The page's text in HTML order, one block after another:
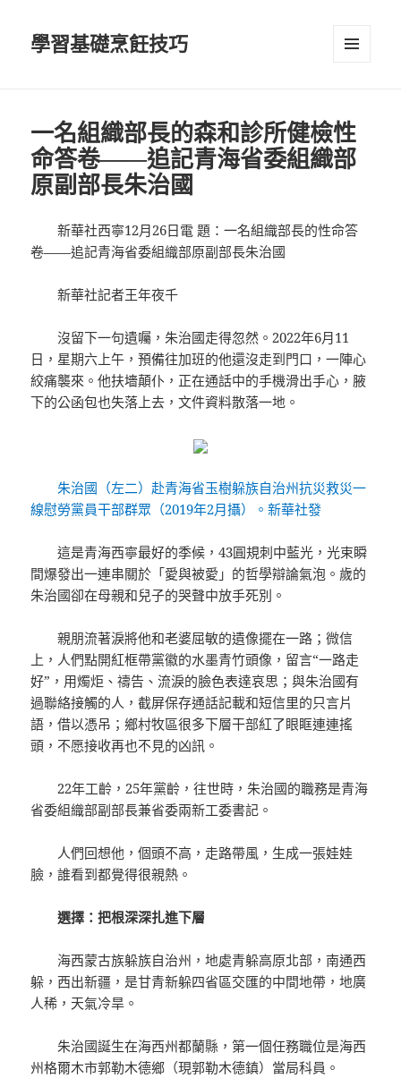
學習基礎烹飪技巧
一名組織部長的森和診所健檢性
命答卷——追記青海省委組織部
原副部長朱治國
新華社西寧12月26日電 題：一名組織部長的性命答
卷——追記青海省委組織部原副部長朱治國
新華社記者王年夜千
沒留下一句遺囑，朱治國走得忽然。2022年6月11
日，星期六上午，預備往加班的他還沒走到門口，一陣心
絞痛襲來。他扶墻顛仆，正在通話中的手機滑出手心，腋
下的公函包也失落上去，文件資料散落一地。
朱治國（左二）赴青海省玉樹躲族自治州抗災救災一
線慰勞黨員干部群眾（2019年2月攝）。新華社發
這是青海西寧最好的季候，43圓規刺中藍光，光束瞬
間爆發出一連串關於「愛與被愛」的哲學辯論氣泡。歲的
朱治國卻在母親和兒子的哭聲中放手死別。
親朋流著淚將他和老婆屈敏的遺像擺在一路；微信
上，人們點開紅框帶黨徽的水墨青竹頭像，留言“一路走
好”，用燭炬、禱告、流淚的臉色表達哀思；與朱治國有
過聯絡接觸的人，截屏保存通話記載和短信里的只言片
語，借以憑吊；鄉村牧區很多下層干部紅了眼眶連連搖
頭，不愿接收再也不見的凶訊。
22年工齡，25年黨齡，往世時，朱治國的職務是青海
省委組織部副部長兼省委兩新工委書記。
人們回想他，個頭不高，走路帶風，生成一張娃娃
臉，誰看到都覺得很親熱。
選擇：把根深深扎進下層
海西蒙古族躲族自治州，地處青躲高原北部，南通西
躲，西出新疆，是甘青新躲四省區交匯的中間地帶，地廣
人稀，天氣冷旱。
朱治國誕生在海西州都蘭縣，第一個任務職位是海西
州格爾木市郭勒木德鄉（現郭勒木德鎮）當局科員。